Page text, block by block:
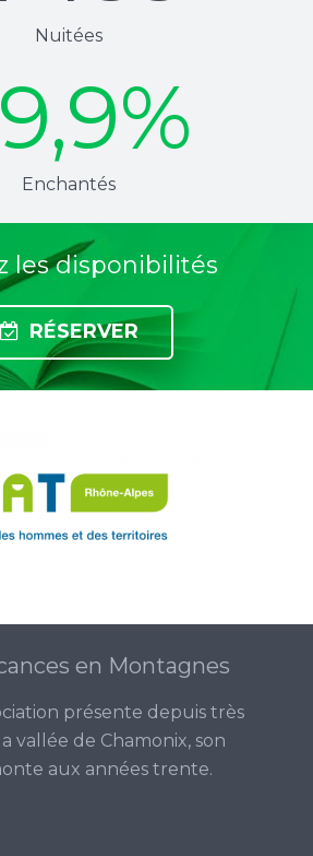
Nuitées
%
Enchantés
les disponibilités
RÉSERVER
en Montagnes
présente depuis très
vallée de Chamonix, son
aux années trente.